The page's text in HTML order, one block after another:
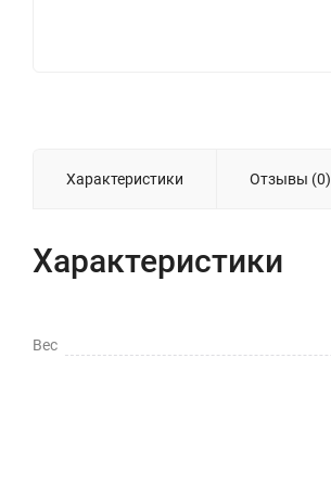
Характеристики Отзывы (0)
Характеристики
Вес